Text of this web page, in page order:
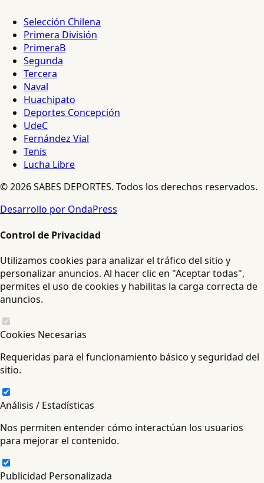
Selección Chilena
Primera División
PrimeraB
Segunda
Tercera
Naval
Huachipato
Deportes Concepción
UdeC
Fernández Vial
Tenis
Lucha Libre
© 2026 SABES DEPORTES. Todos los derechos reservados.
Desarrollo por OndaPress
Control de Privacidad
Utilizamos cookies para analizar el tráfico del sitio y
personalizar anuncios. Al hacer clic en "Aceptar todas",
permites el uso de cookies y habilitas la carga correcta de
anuncios.
Cookies Necesarias
Requeridas para el funcionamiento básico y seguridad del
sitio.
Análisis / Estadísticas
Nos permiten entender cómo interactúan los usuarios
para mejorar el contenido.
Publicidad Personalizada